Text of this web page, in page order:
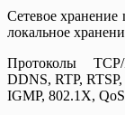
Сетевое хранение
локальное
Протоколы
DDNS, RTP,
IGMP, 802.1X,